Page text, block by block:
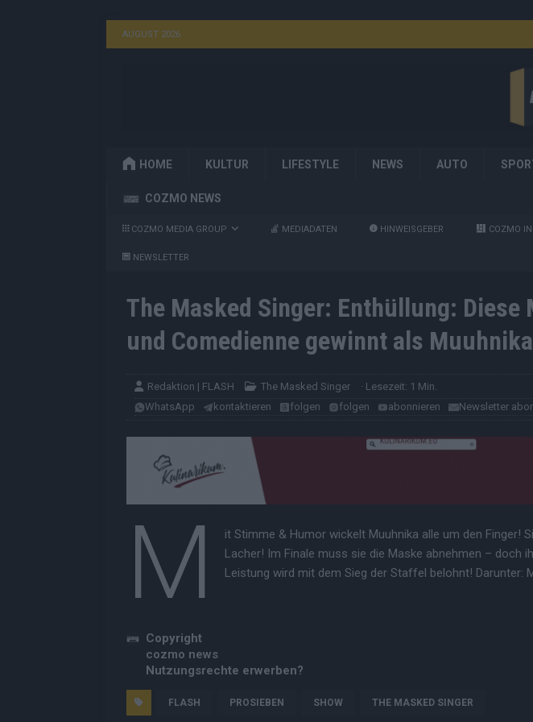
AUGUST 2026
HOME KULTUR LIFESTYLE NEWS AUTO
COZMO NEWS
COZMO MEDIA GROUP MEDIADATEN HINWEISGEBER COZMO
NEWSLETTER
The Masked Singer: Enthüllung: Diese
und Comedienne gewinnt als Muuhnika
Redaktion | FLASH The Masked Singer
· Lesezeit: 1 Min.
WhatsApp
kontaktieren folgen folgen abonnieren Newsletter
M
it Stimme & Humor wickelt Muuhnika alle um den Finger!
Lacher! Im Finale muss sie die Maske abnehmen – doch
Leistung wird mit dem Sieg der Staffel belohnt! Darunter:
Copyright
cozmo news
Nutzungsrechte erwerben?
FLASH PROSIEBEN SHOW THE MASKED SINGER